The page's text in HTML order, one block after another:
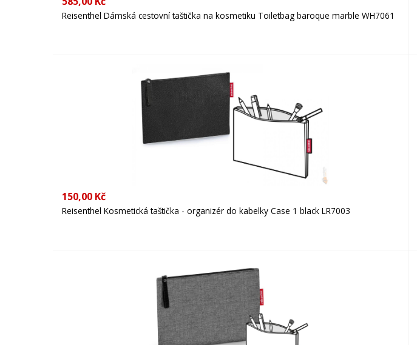
Reisenthel Dámská cestovní taštička na kosmetiku Toiletbag baroque marble WH7061
150,00 Kč
Reisenthel Kosmetická taštička - organizér do kabelky Case 1 black LR7003